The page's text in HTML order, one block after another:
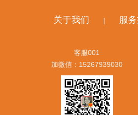
关于我们 | 服
客服001
加微信：15267939030